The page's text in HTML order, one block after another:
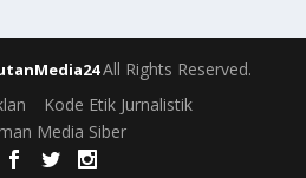
All Rights Reserved.
Kode Etik Jurnalistik
Media Siber